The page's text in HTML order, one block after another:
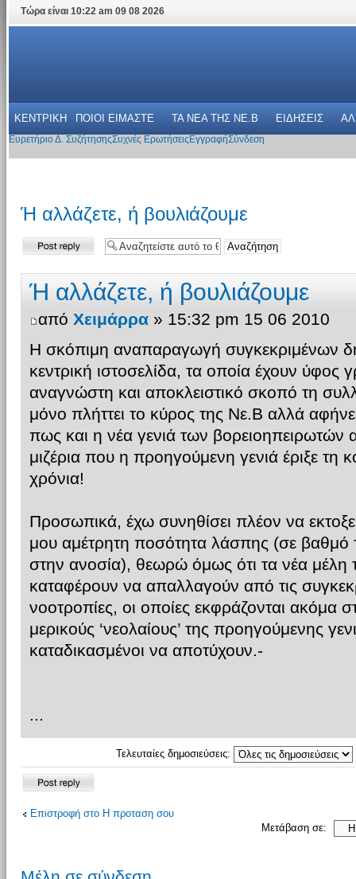
Τώρα είναι 10:22 am 09 08 2026
ΚΕΝΤΡΙΚΗ ΠΟΙΟΙ ΕΙΜΑΣΤΕ ΤΑ ΝΕΑ THΣ NE.B ΕΙΔΗΣΕΙΣ
Ευρετήριο Δ. ΣυζήτησηςΣυχνές Ερωτήσεις ΕγγραφήΣύνδεση
Ή αλλάζετε, ή βουλιάζουμε
Δημιουργία
απάντησης
Ή αλλάζετε, ή βουλιάζουμε
από Χειμάρρα» 15:32 pm 15 06 2010
Η σκόπιμη αναπαραγωγή συγκεκριμένων
κεντρική ιστοσελίδα, τα οποία έχουν
αναγνώστη και αποκλειστικό σκοπό τη
μόνο πλήττει το κύρος της Νε.Β αλλά
πως και η νέα γενιά των βορειοηπειρωτών
μιζέρια που η προηγούμενη γενιά έριξε τη
χρόνια!
Προσωπικά, έχω συνηθίσει πλέον να
μου αμέτρητη ποσότητα λάσπης (σε βαθμό
στην ανοσία), θεωρώ όμως ότι τα νέα μέλη
καταφέρουν να απαλλαγούν από τις
νοοτροπίες, οι οποίες εκφράζονται ακόμα
μερικούς ‘νεολαίους’ της προηγούμενης
καταδικασμένοι να αποτύχουν.-
...
Τελευταίες δημοσιεύσεις:
Δημιουργία
απάντησης
Επιστροφή στο Η προταση σου
Μετάβαση σε: